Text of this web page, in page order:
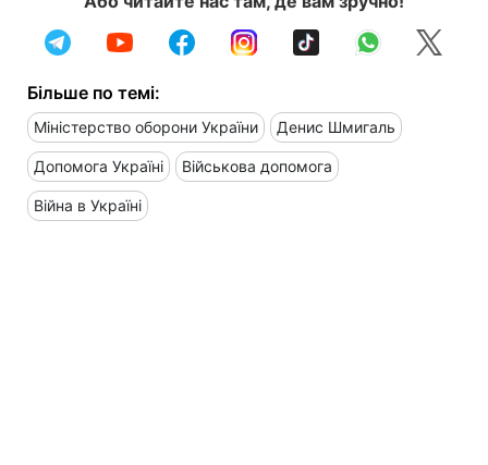
Більше по темі:
Міністерство оборони України Денис Шмигаль
Допомога Україні Військова допомога
Війна в Україні